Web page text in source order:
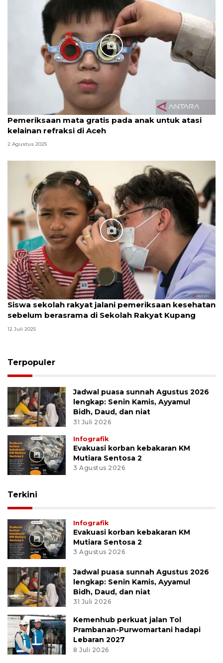
Pemeriksaan mata gratis pada anak untuk atasi
kelainan refraksi di Aceh
2 Agustus 2025
Siswa sekolah rakyat jalani pemeriksaan kesehatan
sebelum berasrama di Sekolah Rakyat Kupang
12 Juli 2025
Terpopuler
Jadwal puasa sunnah Agustus 2026
lengkap: Senin Kamis, Ayyamul
Bidh, Daud, dan niat
31 Juli 2026
Infografik
Evakuasi korban kebakaran KM
Mutiara Sentosa 2
3 Agustus 2026
Terkini
Infografik
Evakuasi korban kebakaran KM
Mutiara Sentosa 2
3 Agustus 2026
Jadwal puasa sunnah Agustus 2026
lengkap: Senin Kamis, Ayyamul
Bidh, Daud, dan niat
31 Juli 2026
Kemenhub perkuat jalan Tol
Prambanan-Purwomartani hadapi
Lebaran 2027
8 Juli 2026